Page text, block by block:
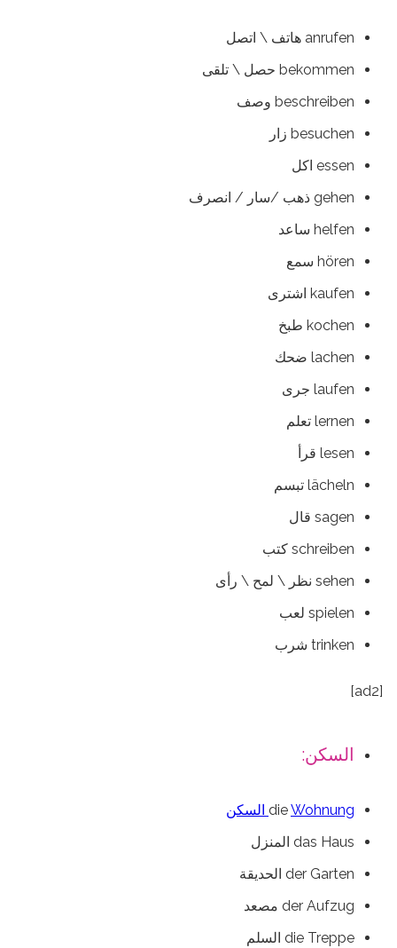
anrufen هاتف \ اتصل
bekommen حصل \ تلقى
beschreiben وصف
besuchen زار
essen اكل
gehen ذهب /سار / انصرف
helfen ساعد
hören سمع
kaufen اشترى
kochen طبخ
lachen ضحك
laufen جرى
lernen تعلم
lesen قرأ
lächeln تبسم
sagen قال
schreiben كتب
sehen نظر \ لمح \ رأى
spielen لعب
trinken شرب
[ad2]
السكن:
dieWohnung السكن
das Haus المنزل
der Garten الحديقة
der Aufzug مصعد
die Treppe السلم